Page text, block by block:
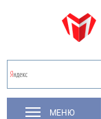
МЕНЮ